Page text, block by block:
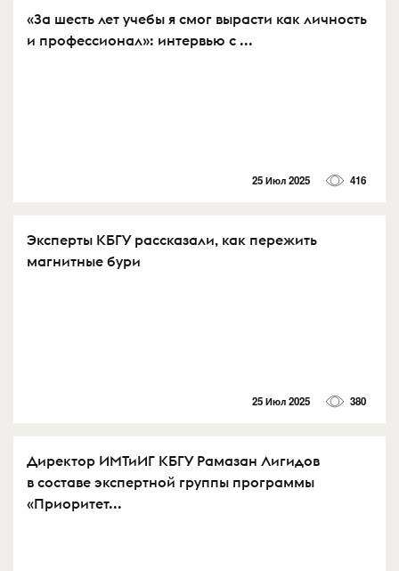
«За шесть лет учебы я смог вырасти как личность
и профессионал»: интервью с ...
25 Июл 2025 416
Эксперты КБГУ рассказали, как пережить
магнитные бури
25 Июл 2025 380
Директор ИМТиИГ КБГУ Рамазан Лигидов
в составе экспертной группы программы
«Приоритет...